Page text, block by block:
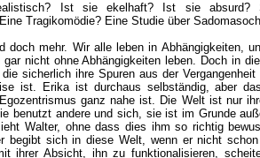
Ist sie ekelhaft? Ist sie absurd?
Tragikomödie? Eine Studie über
doch mehr. Wir alle leben in Abhängigkeiten,
nicht ohne Abhängigkeiten leben. Doch in
sicherlich ihre Spuren aus der
ist. Erika ist durchaus selbständig, aber
ganz nahe ist. Die Welt ist nur
benutzt andere und sich, sie ist im Grunde
Walter, ohne dass dies ihm so richtig
begibt sich in diese Welt, wenn er nicht
ihrer Absicht, ihn zu funktionalisieren,